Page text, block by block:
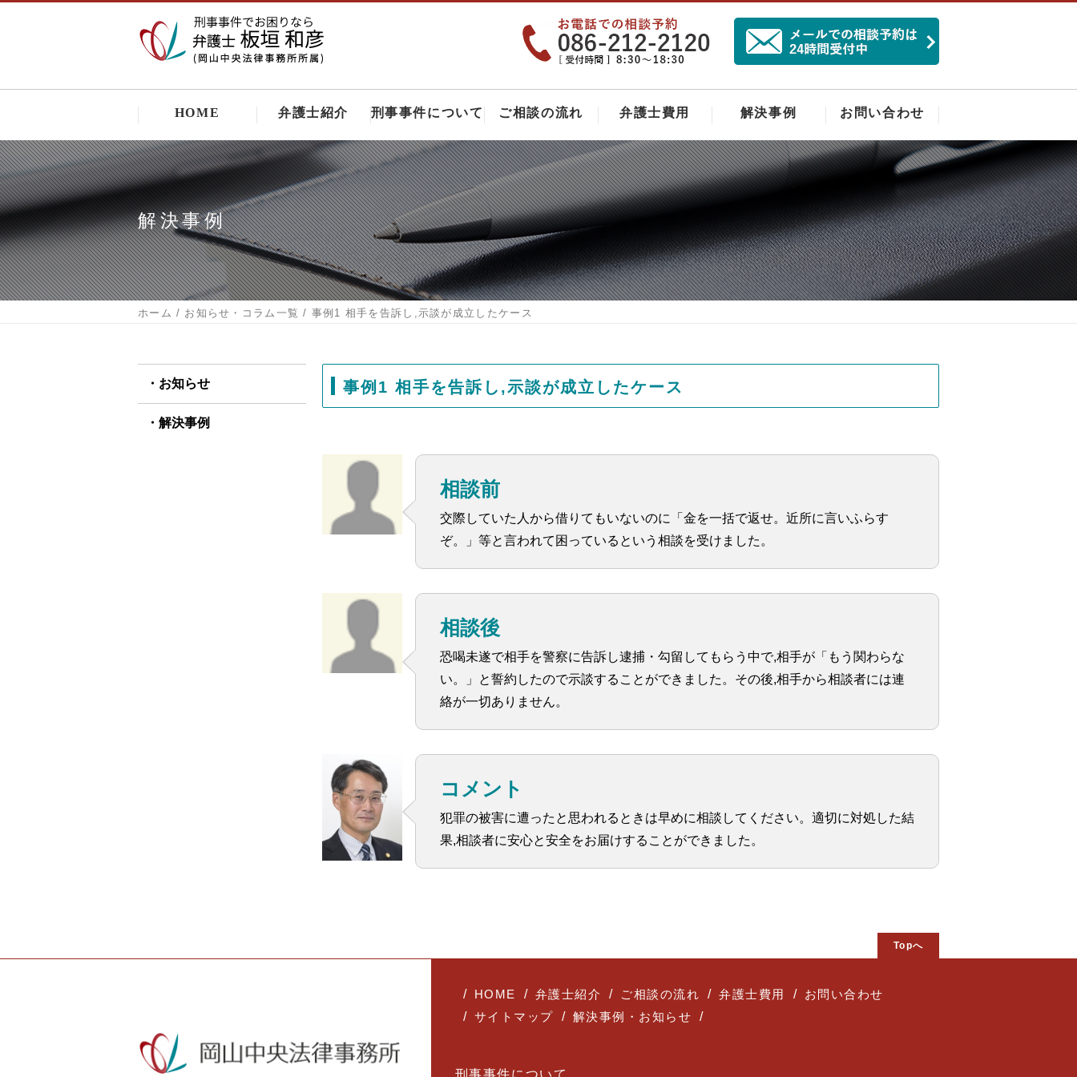
HOME 弁護士紹介 刑事事件について ご相談の流れ 弁護士費用 解決事例 お問い合わせ
解決事例
ホーム お知らせ・コラム一覧 事例1 相手を告訴し,示談が成立したケース
事例1 相手を告訴し,示談が成立したケース
相談前
交際していた人から借りてもいないのに「金を一括で返せ。近所に言いふらす
ぞ。」等と言われて困っているという相談を受けました。
相談後
恐喝未遂で相手を警察に告訴し逮捕・勾留してもらう中で,相手が「もう関わらな
い。」と誓約したので示談することができました。その後,相手から相談者には連
絡が一切ありません。
コメント
犯罪の被害に遭ったと思われるときは早めに相談してください。適切に対処した結
果,相談者に安心と安全をお届けすることができました。
お知らせ
解決事例
Topへ
HOME 弁護士紹介 ご相談の流れ 弁護士費用
お問い合わせ
サイトマップ
解決事例・お知らせ
刑事事件について